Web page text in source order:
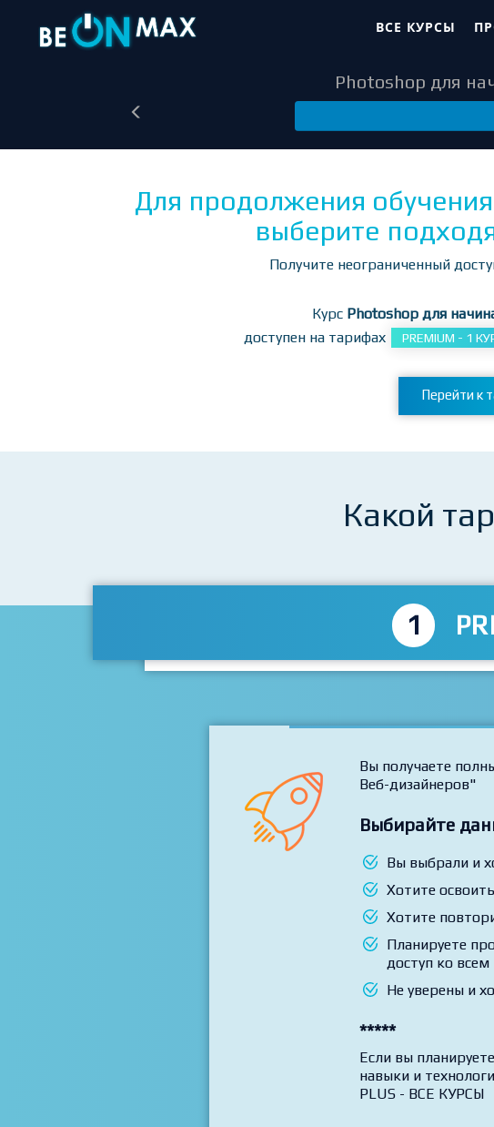
ВСЕ КУРСЫ
Photoshop для
Для продолжения
выберите
Получите неограниченный
Курс Photoshop для
доступен на тарифах
PREMIUM - 1
Перейти к
Какой
1
Вы получаете
Веб-дизайнеров"
Выбирайте
Вы выбрали и
Хотите
Хотите
Планируете
доступ ко всем
Не уверены и
*****
Если вы
навыки и
PLUS - ВСЕ КУРСЫ